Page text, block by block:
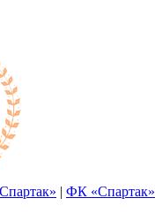
| ФК «Спартак»